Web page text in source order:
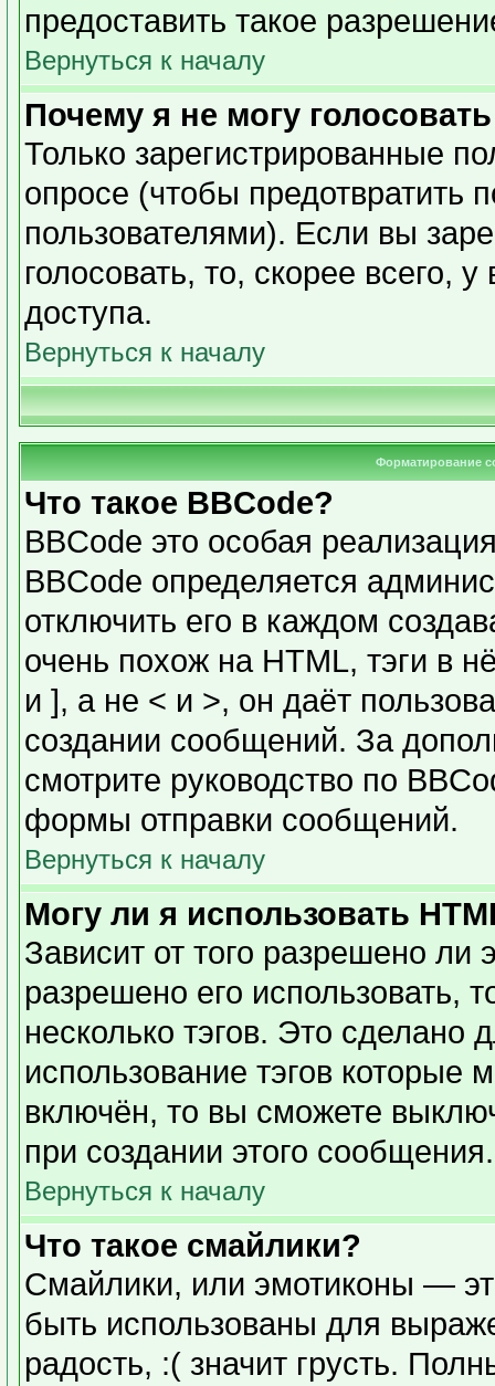
предоставить такое
Вернуться к началу
Почему я не могу
Только зарегистрированные
опросе (чтобы предотвратить
пользователями). Если вы
голосовать, то, скорее всего,
доступа.
Вернуться к началу
Форматирование
Что такое BBCode?
BBCode это особая
BBCode определяется
отключить его в каждом
очень похож на HTML, тэги в
и ], а не < и >, он даёт
создании сообщений. За
смотрите руководство по
формы отправки сообщений.
Вернуться к началу
Могу ли я использовать
Зависит от того разрешено ли
разрешено его использовать,
несколько тэгов. Это сделано
использование тэгов которые
включён, то вы сможете
при создании этого сообщения.
Вернуться к началу
Что такое смайлики?
Смайлики, или эмотиконы —
быть использованы для
радость, :( значит грусть.